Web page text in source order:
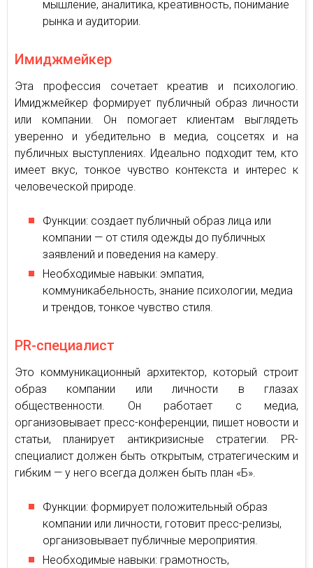
мышление, аналитика, креативность, понимание
рынка и аудитории.
Имиджмейкер
Эта профессия сочетает креатив и психологию.
Имиджмейкер формирует публичный образ личности
или компании. Он помогает клиентам выглядеть
уверенно и убедительно в медиа, соцсетях и на
публичных выступлениях. Идеально подходит тем, кто
имеет вкус, тонкое чувство контекста и интерес к
человеческой природе.
Функции: создает публичный образ лица или
компании — от стиля одежды до публичных
заявлений и поведения на камеру.
Необходимые навыки: эмпатия,
коммуникабельность, знание психологии, медиа
и трендов, тонкое чувство стиля.
PR-специалист
Это коммуникационный архитектор, который строит
образ компании или личности в глазах
общественности. Он работает с медиа,
организовывает пресс-конференции, пишет новости и
статьи, планирует антикризисные стратегии. PR-
специалист должен быть открытым, стратегическим и
гибким — у него всегда должен быть план «Б».
Функции: формирует положительный образ
компании или личности, готовит пресс-релизы,
организовывает публичные мероприятия.
Необходимые навыки: грамотность,